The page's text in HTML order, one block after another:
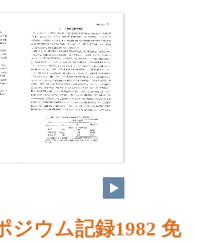
ジウム記録1982 免